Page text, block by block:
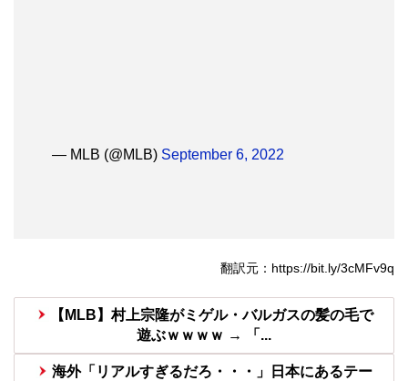
— MLB (@MLB) September 6, 2022
翻訳元：https://bit.ly/3cMFv9q
【MLB】村上宗隆がミゲル・バルガスの髪の毛で
遊ぶｗｗｗｗ → 「...
海外「リアルすぎるだろ・・・」日本にあるテー